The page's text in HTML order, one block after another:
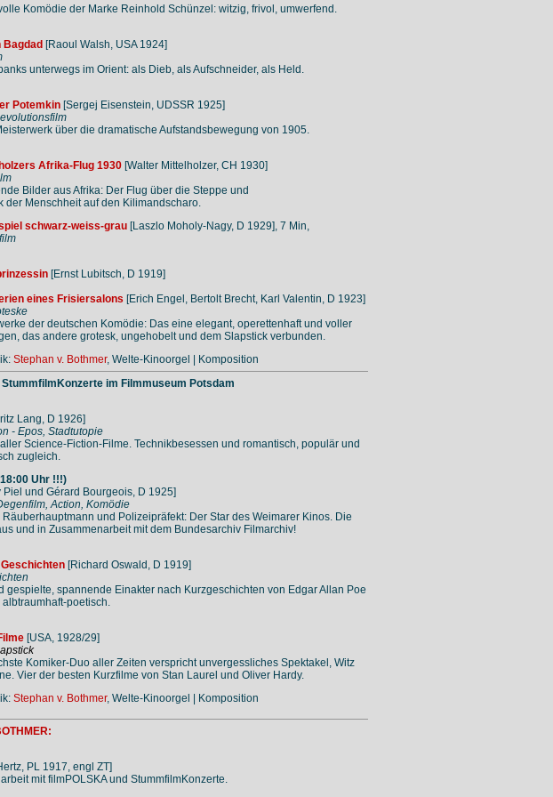
Komödie der Marke Reinhold Schünzel: witzig, frivol, umwerfend.
Bagdad [Raoul Walsh, USA 1924]
unterwegs im Orient: als Dieb, als Aufschneider, als Held.
Potemkin[Sergej Eisenstein, UDSSR 1925]
über die dramatische Aufstandsbewegung von 1905.
Afrika-Flug 1930[Walter Mittelholzer, CH 1930]
Bilder aus Afrika: Der Flug über die Steppe und
der Menschheit auf den Kilimandscharo.
schwarz-weiss-grau[Laszlo Moholy-Nagy, D 1929], 7 Min,
[Ernst Lubitsch, D 1919]
eines Frisiersalons [Erich Engel, Bertolt Brecht, Karl Valentin, D 1923]
der deutschen Komödie: Das eine elegant, operettenhaft und voller
das andere grotesk, ungehobelt und dem Slapstick verbunden.
Stephan v. Bothmer, Welte-Kinoorgel | Komposition
im Filmmuseum Potsdam
Lang, D 1926]
- Epos, Stadtutopie
Science-Fiction-Filme. Technikbesessen und romantisch, populär und
zugleich.
Uhr !!!)
Piel und Gérard Bourgeois, D 1925]
Action, Komödie
Räuberhauptmann und Polizeipräfekt: Der Star des Weimarer Kinos. Die
und in Zusammenarbeit mit dem Bundesarchiv Filmarchiv!
[Richard Oswald, D 1919]
gespielte, spannende Einakter nach Kurzgeschichten von Edgar Allan Poe
poetisch.
[USA, 1928/29]
Komiker-Duo aller Zeiten verspricht unvergessliches Spektakel, Witz
Vier der besten Kurzfilme von Stan Laurel und Oliver Hardy.
Stephan v. Bothmer, Welte-Kinoorgel | Komposition
PL 1917, engl ZT]
mit filmPOLSKA und StummfilmKonzerte.